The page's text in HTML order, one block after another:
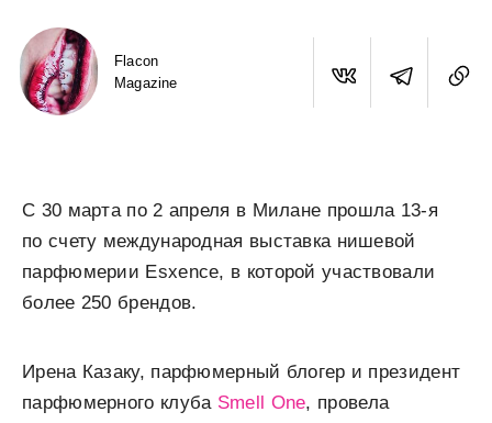
Flacon
Magazine
С 30 марта по 2 апреля в Милане прошла 13-я
по счету международная выставка нишевой
парфюмерии Esxence, в которой участвовали
более 250 брендов.
Ирена Казаку, парфюмерный блогер и президент
парфюмерного клуба Smell One, провела